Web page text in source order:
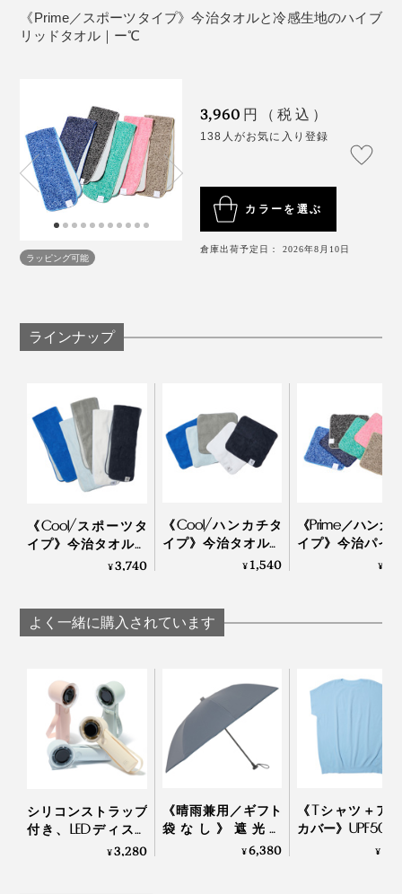
写真はハンカチタイプ
おしゃれなカラーリングも使いたくなる要素のひとつ。
３色の糸を使ったミックス調で、スポーティーすぎず身
につけやすいデザイン。シックな色から鮮やかな色まで
６色あるので、家族で色違いで揃えたり、用途によって
写真左から「ピンク」「ネイビー」「ブルー」「グリーン」「ブラウン」「ブラ
温度計をモチーフにしたパッケージもデザイン性が高
代の方にも喜んで使ってもらえそうです。
ロファイバーの束（フィラメント）でできています。
み、素早く拡散。タオルをパタパタするとひんやり感が
戻るのも、隙間から熱が逃げるためです。
薬品などで生地に後加工しているものと違い、繊維の構
造上の工夫でひんやり感をつくっているため、洗濯を繰
り返しても機能は損なわれません。
まだまだ冷感素材が一般的ではなかった10年以上前のこ
とか。
にかけたときに服を濡らしてしまう不快感が少ないと感
じました。
ラ。他と比べて、濡らすとペタッとくっつくような張り
つき感がありません。
接触冷感のQ-max値は飛び抜けて高いわけではないもの
の、ひんやり感はしっかり。何より、表地が今治タオル
暑さが怖くて見送ってきた夏フェスも、このタオルがあ
れば参加できそうです。
《Prime／スポーツタイプ》今治タオルと冷感生地のハイブ
リッドタオル｜ー℃
ラッピング可能
3,960 円（税込）
138人がお気に入り登録
カラーを選ぶ
倉庫出荷予定日： 2026年8月10日
ラインナップ
《Cool/スポーツタ
イプ》今治タオルと
冷感生地のハイブリ
¥3,740
《Cool/ハンカチタ
イプ》今治タオルと
冷感生地のハイブリ
¥1,540
《Prime／ハンカ
イプ》今治パイ
冷感生地のハイ
¥
よく一緒に購入されています
シリコンストラップ
付き、LEDディスプ
レイの「大風量モバ
¥3,280
《晴雨兼用／ギフト
袋なし》遮光率
100％、折り畳まな
¥6,380
《Tシャツ＋ア
カバー》UPF50+
い目なしで動き
¥